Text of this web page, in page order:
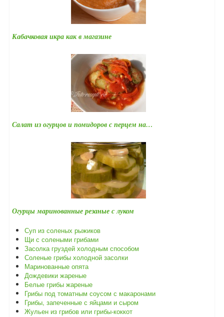
Кабачковая икра как в магазине
Салат из огурцов и помидоров с перцем на…
Огурцы маринованные резаные с луком
Суп из соленых рыжиков
Щи с солеными грибами
Засолка груздей холодным способом
Соленые грибы холодной засолки
Маринованные опята
Дождевики жареные
Белые грибы жареные
Грибы под томатным соусом с макаронами
Грибы, запеченные с яйцами и сыром
Жульен из грибов или грибы-коккот